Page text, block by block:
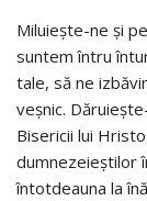
Miluiește-ne și
suntem întru
tale, să ne
veșnic.
Bisericii lui
dumnezeieștilor
întotdeauna la